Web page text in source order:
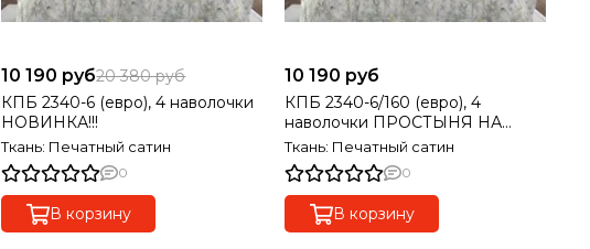
10 190 руб20 380 руб
КПБ 2340-6 (евро), 4 наволочки
НОВИНКА!!!
Ткань: Печатный сатин
0
В корзину
10 190 руб
КПБ 2340-6/160 (евро), 4
наволочки ПРОСТЫНЯ НА
РЕЗИНКЕ! НОВИНКА!!!
Ткань: Печатный сатин
0
В корзину